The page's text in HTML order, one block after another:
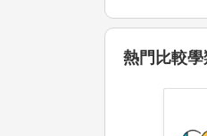
熱門比較學